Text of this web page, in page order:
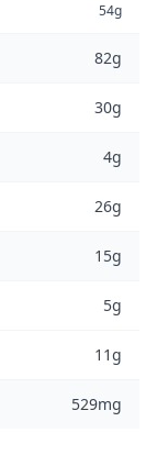
54g
82g
30g
4g
26g
15g
5g
11g
529mg